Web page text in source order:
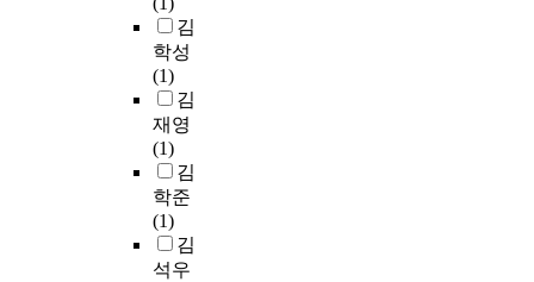
김
학성
(1)
김
재영
(1)
김
학준
(1)
김
석우